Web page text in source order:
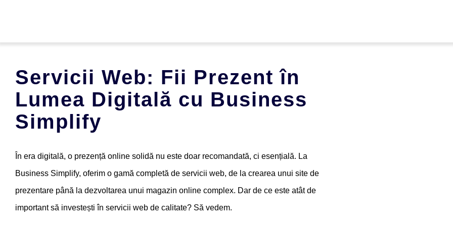
content
Servicii
Despre Noi
Română
Contact
Servicii Web: Fii Prezent în
Lumea Digitală cu Business
Simplify
În era digitală, o prezență online solidă nu este doar recomandată, ci esențială. La
Business Simplify, oferim o gamă completă de servicii web, de la crearea unui site de
prezentare până la dezvoltarea unui magazin online complex. Dar de ce este atât de
important să investești în servicii web de calitate? Să vedem.